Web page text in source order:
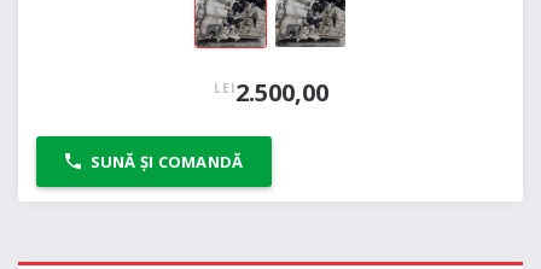
LEI2.500,00
SUNĂ ȘI COMANDĂ